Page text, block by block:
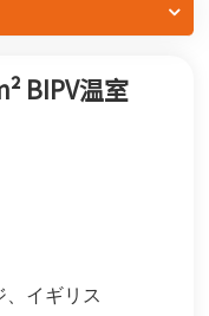
BIPV温室
、イギリス